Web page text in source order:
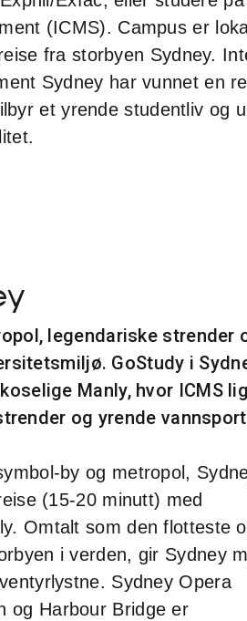
(ICMS). Campus er
fra storbyen Sydney.
Sydney har vunnet en
et yrende studentliv og
legendariske strender
GoStudy i
Manly, hvor ICMS
og yrende
by og metropol,
(15-20 minutt) med
Omtalt som den flotteste
i verden, gir Sydney
Sydney Opera
og Harbour Bridge er